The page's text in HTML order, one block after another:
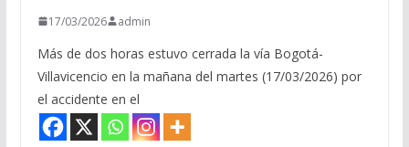
17/03/2026 admin
Más de dos horas estuvo cerrada la vía Bogotá-
Villavicencio en la mañana del martes (17/03/2026) por
el accidente en el